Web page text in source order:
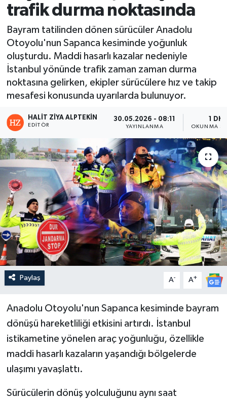
trafik durma noktasında
Bayram tatilinden dönen sürücüler Anadolu
Otoyolu'nun Sapanca kesiminde yoğunluk
oluşturdu. Maddi hasarlı kazalar nedeniyle
İstanbul yönünde trafik zaman zaman durma
noktasına gelirken, ekipler sürücülere hız ve takip
mesafesi konusunda uyarılarda bulunuyor.
HALIT ZIYA ALPTEKIN
EDITÖR
30.05.2026 - 08:11
YAYINLANMA
1 DK
OKUNMA
Paylaş A- A+
Anadolu Otoyolu'nun Sapanca kesiminde bayram
dönüşü hareketliliği etkisini artırdı. İstanbul
istikametine yönelen araç yoğunluğu, özellikle
maddi hasarlı kazaların yaşandığı bölgelerde
ulaşımı yavaşlattı.
Sürücülerin dönüş yolculuğunu aynı saat